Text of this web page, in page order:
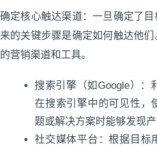
确定核心触达渠道：一旦确定了
来的关键步骤是确定如何触达他
的营销渠道和工具。
搜索引擎（如Google）：
在搜索引擎中的可见性，
题或解决方案时能够发现产
社交媒体平台：根据目标